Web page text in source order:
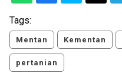
Tags:
Mentan Kementan
pertanian